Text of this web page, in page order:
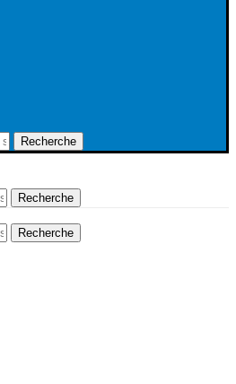
Recherche
Recherche
Recherche